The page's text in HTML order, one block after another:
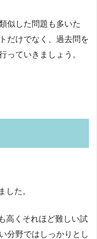
似した問題も多いた
だけでなく、過去問を
っていきましょう。
した。
高くそれほど難しい試
分野ではしっかりとし